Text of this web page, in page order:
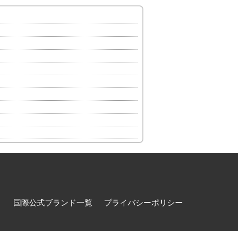
国際公式ブランド一覧 プライバシーポリシー